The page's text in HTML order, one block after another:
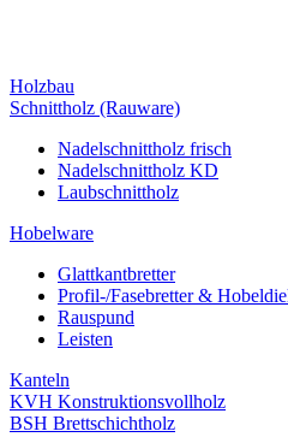
Holzbau
Schnittholz (Rauware)
Nadelschnittholz frisch
Nadelschnittholz KD
Laubschnittholz
Hobelware
Glattkantbretter
Profil-/Fasebretter &
Rauspund
Leisten
Kanteln
KVH Konstruktionsvollholz
BSH Brettschichtholz